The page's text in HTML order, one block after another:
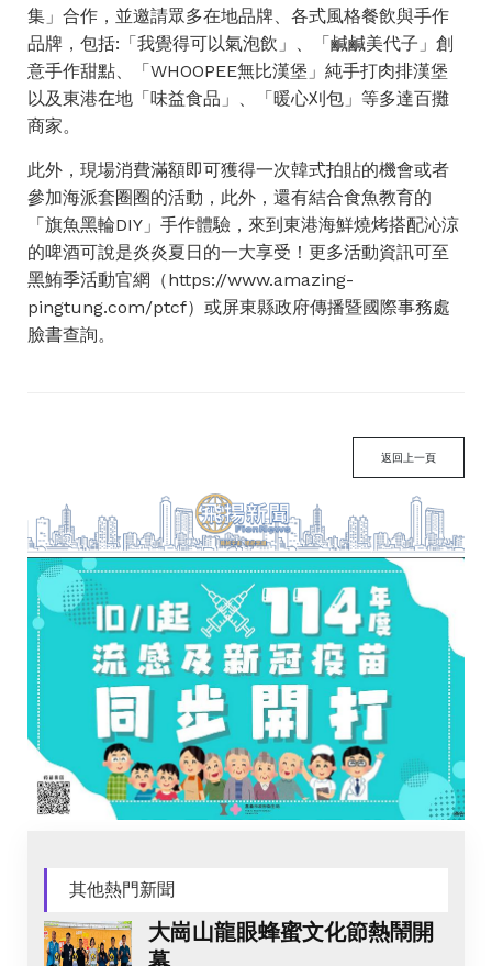
集」合作，並邀請眾多在地品牌、各式風格餐飲與手作
品牌，包括:「我覺得可以氣泡飲」、「鹹鹹美代子」創
意手作甜點、「WHOOPEE無比漢堡」純手打肉排漢堡
以及東港在地「味益食品」、「暖心刈包」等多達百攤
商家。
此外，現場消費滿額即可獲得一次韓式拍貼的機會或者
參加海派套圈圈的活動，此外，還有結合食魚教育的
「旗魚黑輪DIY」手作體驗，來到東港海鮮燒烤搭配沁涼
的啤酒可說是炎炎夏日的一大享受！更多活動資訊可至
黑鮪季活動官網（https://www.amazing-
pingtung.com/ptcf）或屏東縣政府傳播暨國際事務處
臉書查詢。
返回上一頁
其他熱門新聞
大崗山龍眼蜂蜜文化節熱鬧開
幕